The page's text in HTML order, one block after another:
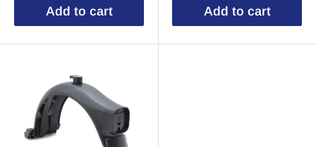
Add to cart Add to cart